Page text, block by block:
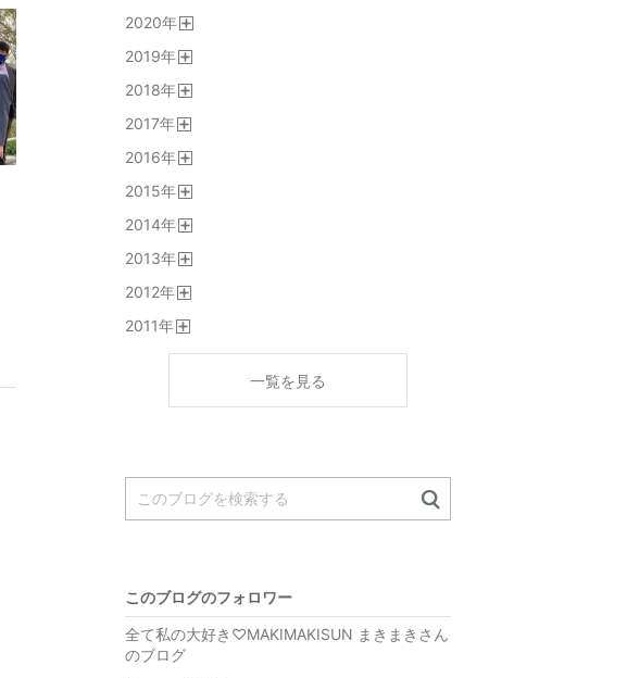
2020年
2019年
2018年
2017年
2016年
2015年
2014年
2013年
2012年
2011年
一覧を見る
このブログのフォロワー
全て私の大好き♡MAKIMAKISUN まきまきさん
のブログ